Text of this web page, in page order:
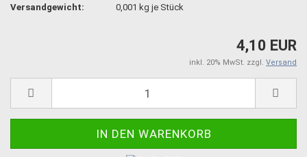
Versandgewicht: 0,001 kg je Stück
4,10 EUR
inkl. 20% MwSt. zzgl. Versand